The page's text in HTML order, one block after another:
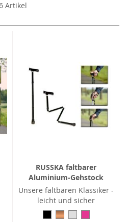
Artikel
RUSSKA faltbarer
Aluminium-Gehstock
Unsere faltbaren Klassiker -
leicht und sicher